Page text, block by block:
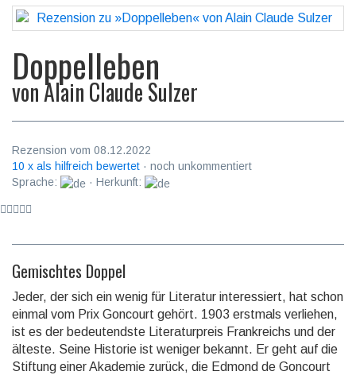
Doppelleben
vonAlain Claude Sulzer
Rezension vom 08.12.2022
10 x als hilfreich bewertet · noch unkommentiert
Sprache:
· Herkunft:
Gemischtes Doppel
Jeder, der sich ein wenig für Literatur interes­siert, hat schon
einmal vom Prix Goncourt gehört. 1903 erstmals verliehen,
ist es der bedeu­tendste Literatur­preis Frank­reichs und der
älteste. Seine Historie ist weniger bekannt. Er geht auf die
Stiftung einer Akademie zurück, die Edmond de Goncourt